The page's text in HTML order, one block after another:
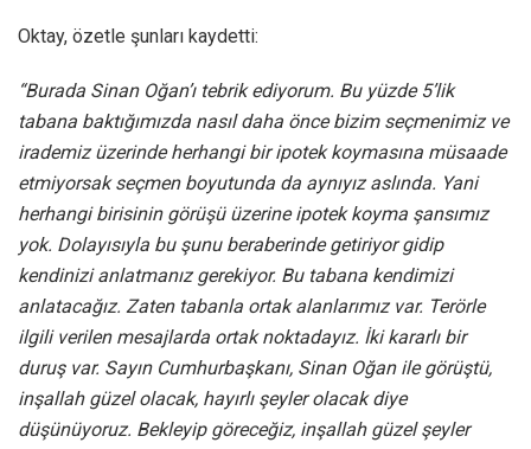
Oktay, özetle şunları kaydetti:
“Burada Sinan Oğan’ı tebrik ediyorum. Bu yüzde 5’lik
tabana baktığımızda nasıl daha önce bizim seçmenimiz ve
irademiz üzerinde herhangi bir ipotek koymasına müsaade
etmiyorsak seçmen boyutunda da aynıyız aslında. Yani
herhangi birisinin görüşü üzerine ipotek koyma şansımız
yok. Dolayısıyla bu şunu beraberinde getiriyor gidip
kendinizi anlatmanız gerekiyor. Bu tabana kendimizi
anlatacağız. Zaten tabanla ortak alanlarımız var. Terörle
ilgili verilen mesajlarda ortak noktadayız. İki kararlı bir
duruş var. Sayın Cumhurbaşkanı, Sinan Oğan ile görüştü,
inşallah güzel olacak, hayırlı şeyler olacak diye
düşünüyoruz. Bekleyip göreceğiz, inşallah güzel şeyler